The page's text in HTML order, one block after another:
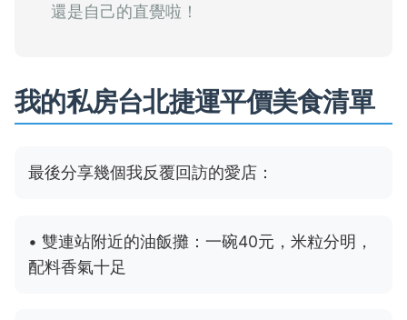
還是自己的直覺啦！
我的私房台北捷運平價美食清單
最後分享幾個我反覆回訪的愛店：
• 雙連站附近的油飯攤：一碗40元，米粒分明，
配料香氣十足